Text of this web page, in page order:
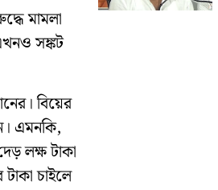
মামলা
সঙ্কট
বিয়ের
এমনকি,
লক্ষ টাকা
চাইলে